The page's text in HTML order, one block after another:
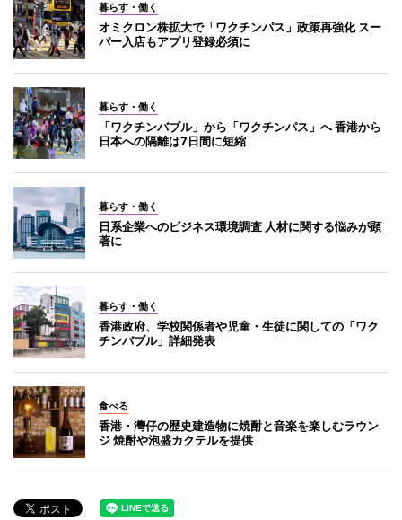
暮らす・働く
オミクロン株拡大で「ワクチンパス」政策再強化 スー
パー入店もアプリ登録必須に
暮らす・働く
「ワクチンバブル」から「ワクチンパス」へ 香港から
日本への隔離は7日間に短縮
暮らす・働く
日系企業へのビジネス環境調査 人材に関する悩みが顕
著に
暮らす・働く
香港政府、学校関係者や児童・生徒に関しての「ワク
チンバブル」詳細発表
食べる
香港・灣仔の歴史建造物に焼酎と音楽を楽しむラウン
ジ 焼酎や泡盛カクテルを提供